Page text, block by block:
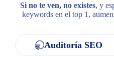
Si no te ven, no existes, y
keywords en el top 1,
Auditoría SEO